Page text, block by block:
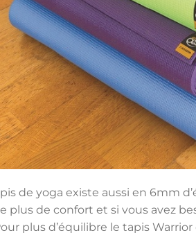
de yoga existe aussi en 6mm
plus de confort et si vous avez
plus d’équilibre le tapis